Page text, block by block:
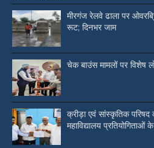
मीरगंज रेलवे ढाला पर
रूट; दिनभर जाम
चेक बाउंस मामलों पर विशेष
क्रीड़ा एवं सांस्कृतिक
महाविद्यालय